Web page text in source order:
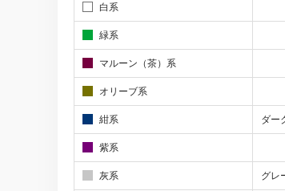
白系
緑系
マルーン（茶）系
オリーブ系
紺系 ダー
紫系
灰系 グレ